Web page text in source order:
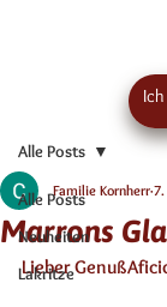
Alle Posts
Neuheiten
Lakritze
Alle Posts
Marrons
Familie Kornherr
Lieber